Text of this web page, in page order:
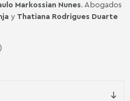
Markossian Nunes. Abogados
y Thatiana Rodrigues Duarte